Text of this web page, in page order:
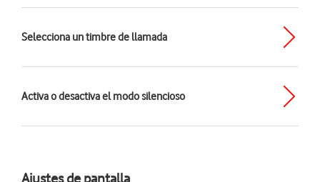
Selecciona un timbre de llamada
Activa o desactiva el modo silencioso
Ajustes de pantalla